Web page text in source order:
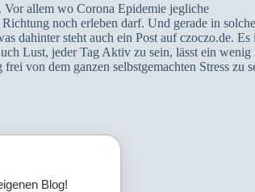
allem wo Corona Epidemie jegliche
noch erleben darf. Und gerade in
dahinter steht auch ein Post auf czoczo.de. Es
Lust, jeder Tag Aktiv zu sein, lässt ein wenig
von dem ganzen selbstgemachten Stress zu
Blog!